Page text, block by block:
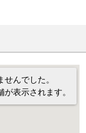
んでした。
表示されます。